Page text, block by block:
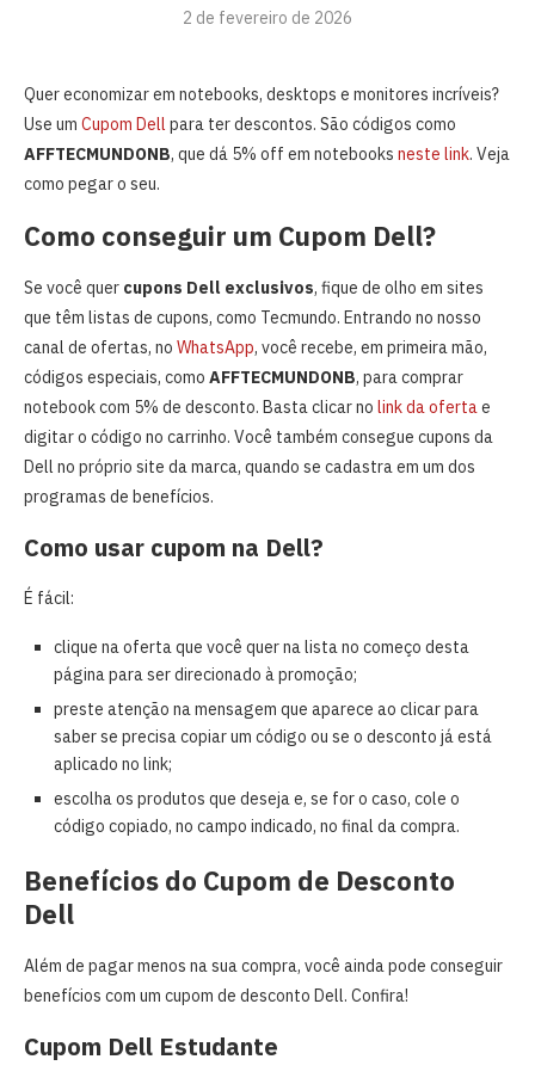
2 de fevereiro de 2026
Quer economizar em notebooks, desktops e monitores incríveis?
Use um Cupom Dell para ter descontos. São códigos como
AFFTECMUNDONB, que dá 5% off em notebooks neste link. Veja
como pegar o seu.
Como conseguir um Cupom Dell?
Se você quer cupons Dell exclusivos, fique de olho em sites
que têm listas de cupons, como Tecmundo. Entrando no nosso
canal de ofertas, no WhatsApp, você recebe, em primeira mão,
códigos especiais, como AFFTECMUNDONB, para comprar
notebook com 5% de desconto. Basta clicar no link da ofertae
digitar o código no carrinho. Você também consegue cupons da
Dell no próprio site da marca, quando se cadastra em um dos
programas de benefícios.
Como usar cupom na Dell?
É fácil:
clique na oferta que você quer na lista no começo desta
página para ser direcionado à promoção;
preste atenção na mensagem que aparece ao clicar para
saber se precisa copiar um código ou se o desconto já está
aplicado no link;
escolha os produtos que deseja e, se for o caso, cole o
código copiado, no campo indicado, no final da compra.
Benefícios do Cupom de Desconto
Dell
Além de pagar menos na sua compra, você ainda pode conseguir
benefícios com um cupom de desconto Dell. Confira!
Cupom Dell Estudante